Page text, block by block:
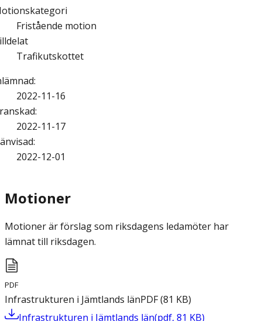
Fristående motion
Trafikutskottet
:
2022-11-16
:
2022-11-17
:
2022-12-01
Motioner
Motioner är förslag som riksdagens ledamöter har
lämnat till riksdagen.
PDF
Infrastrukturen i Jämtlands länPDF(81 KB)
Infrastrukturen i Jämtlands län(pdf, 81 KB)